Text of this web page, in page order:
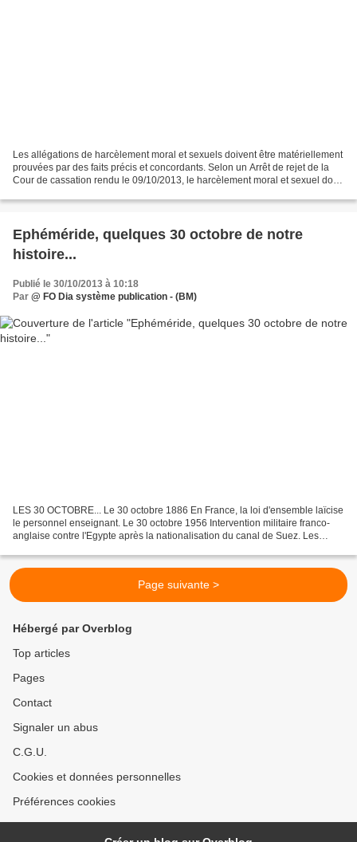
Les allégations de harcèlement moral et sexuels doivent être matériellement
prouvées par des faits précis et concordants. Selon un Arrêt de rejet de la
Cour de cassation rendu le 09/10/2013, le harcèlement moral et sexuel doit
Ephéméride, quelques 30 octobre de notre
histoire...
Publié le 30/10/2013 à 10:18
Par @ FO Dia système publication - (BM)
LES 30 OCTOBRE... Le 30 octobre 1886 En France, la loi d'ensemble laïcise
le personnel enseignant. Le 30 octobre 1956 Intervention militaire franco-
anglaise contre l'Egypte après la nationalisation du canal de Suez. Les
Page suivante >
Hébergé par Overblog
Top articles
Pages
Contact
Signaler un abus
C.G.U.
Cookies et données personnelles
Préférences cookies